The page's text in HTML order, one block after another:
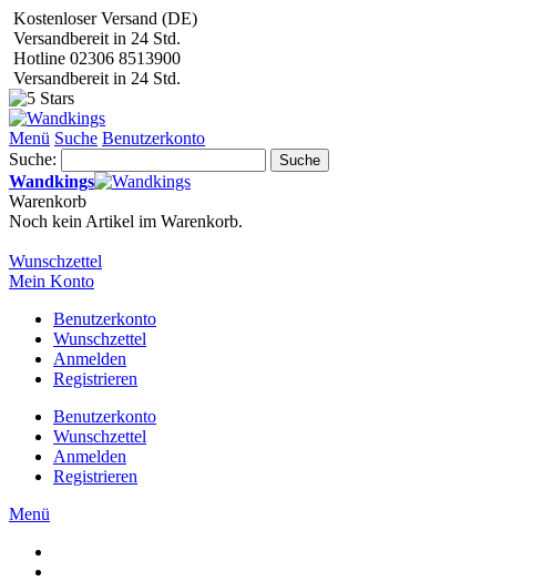
Kostenloser Versand (DE)
Versandbereit in 24 Std.
Hotline 02306 8513900
Versandbereit in 24 Std.
Menü Suche Benutzerkonto
Suche:
Suche
Wandkings
Warenkorb
Noch kein Artikel im Warenkorb.
Wunschzettel
Mein Konto
Benutzerkonto
Wunschzettel
Anmelden
Registrieren
Benutzerkonto
Wunschzettel
Anmelden
Registrieren
Menü